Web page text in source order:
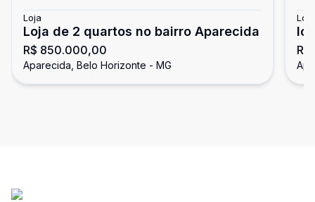
Loja
Loja de 2 quartos no bairro Aparecida
R$ 850.000,00
Aparecida, Belo Horizonte - MG
Loja